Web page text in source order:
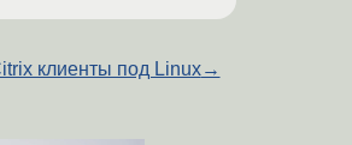
клиенты под Linux→